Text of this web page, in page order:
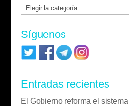
Categorías
Síguenos
Entradas recientes
El Gobierno reforma el